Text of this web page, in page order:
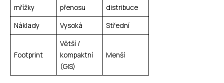
mřížky
přenosu
distribuce
Náklady
Vysoká Střední
Footprint
Větší /
kompaktní
(GIS)
Menší